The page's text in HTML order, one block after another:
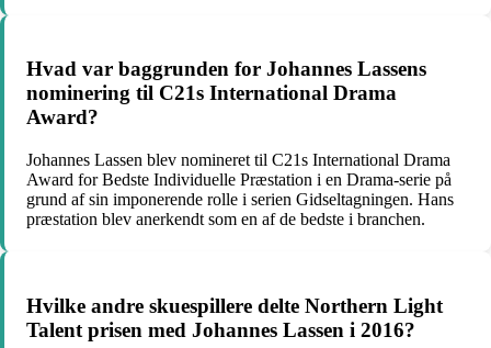
Hvad var baggrunden for Johannes Lassens
nominering til C21s International Drama
Award?
Johannes Lassen blev nomineret til C21s International Drama
Award for Bedste Individuelle Præstation i en Drama-serie på
grund af sin imponerende rolle i serien Gidseltagningen. Hans
præstation blev anerkendt som en af de bedste i branchen.
Hvilke andre skuespillere delte Northern Light
Talent prisen med Johannes Lassen i 2016?